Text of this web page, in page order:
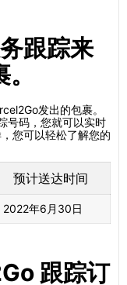
跟踪来
发出的包裹。
号码，您就可以实时
您可以轻松了解您的
预计送达时间
2022年6月30日
跟踪订